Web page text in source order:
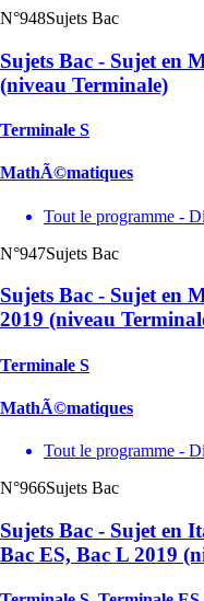
N°948Sujets Bac
Sujets Bac - Sujet en
(niveau Terminale)
Terminale S
MathÃ©matiques
Tout le programme -
N°947Sujets Bac
Sujets Bac - Sujet en
2019 (niveau
Terminale S
MathÃ©matiques
Tout le programme -
N°966Sujets Bac
Sujets Bac - Sujet en
Bac ES, Bac L 2019